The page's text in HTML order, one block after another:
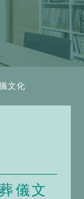
文化
儀文